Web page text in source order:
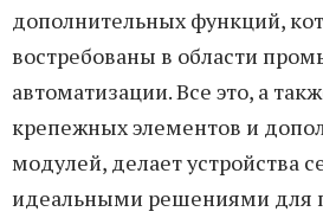
дополнительных функций,
востребованы в области
автоматизации. Все это, а
крепежных элементов и
модулей, делает устройства
идеальными решениями для